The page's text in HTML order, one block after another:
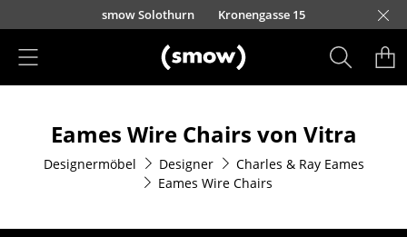
Direkt zum Inhaltsmow Solothurn Kronengasse 15
Sitzmöbel
Esszimmerstühle
Eames Wire Chairs von Vitra
Designermöbel Designer
Charles & Ray Eames
Eames Wire Chairs